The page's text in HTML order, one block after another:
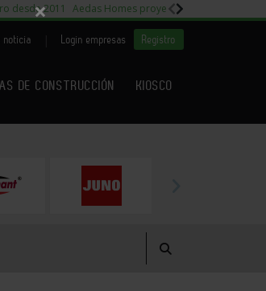
desde 2011 Aedas Homes proyecto Fiora
noticia Login empresas Registro
DE CONSTRUCCIÓN KIOSCO
×